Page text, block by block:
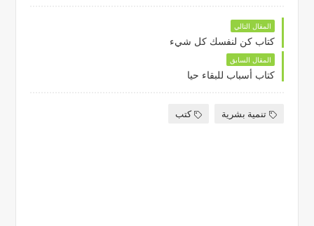
المقال التالي
كتاب كن لنفسك كل شيء
المقال السابق
كتاب أسباب للبقاء حيا
تنمية بشرية كتب